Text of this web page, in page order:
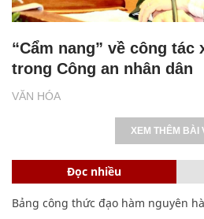
VĂN HÓA
“Cẩm nang” về công tác
trong Công an nhân dân
XEM THÊM BÀI
Đọc nhiều
Bảng công thức đạo hàm nguyên